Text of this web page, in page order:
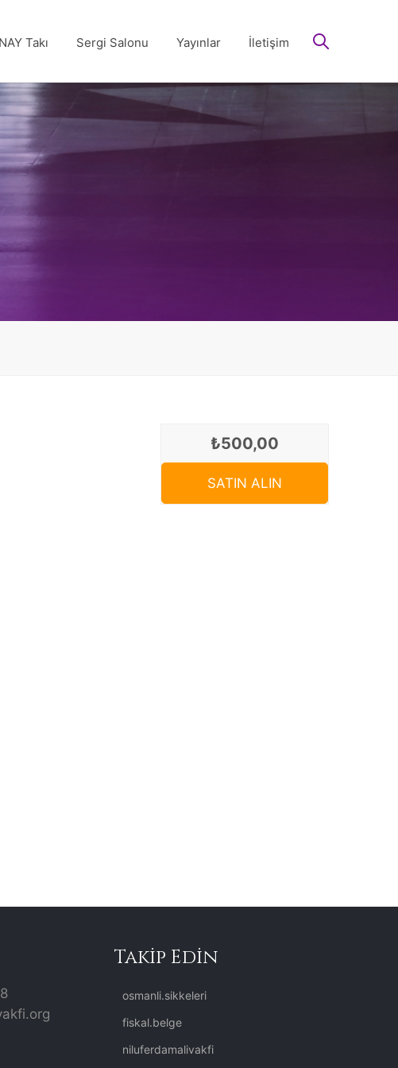
Takı Sergi Salonu Yayınlar İletişim
₺500,00
SATIN ALIN
Takip Edin
osmanli.sikkeleri
fiskal.belge
niluferdamalivakfi